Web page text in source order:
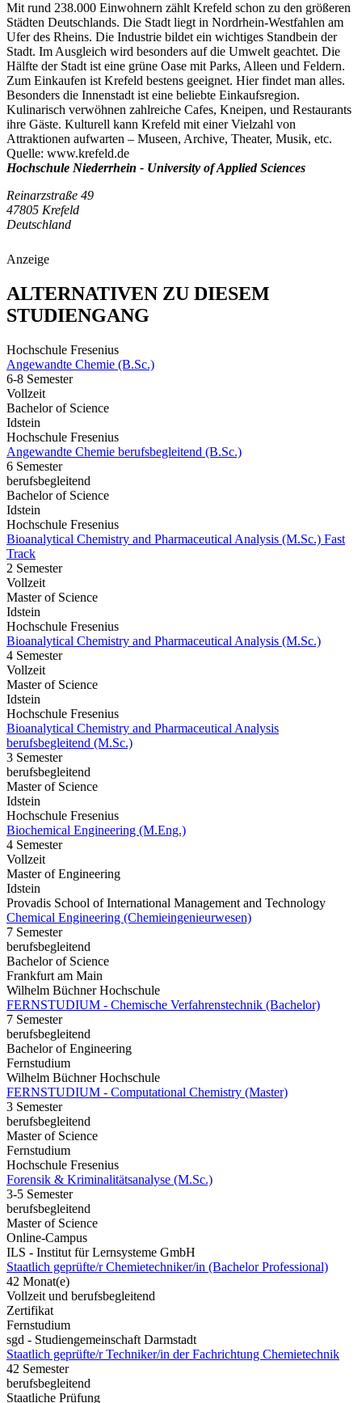
Mit rund 238.000 Einwohnern zählt Krefeld schon zu den größeren
Städten Deutschlands. Die Stadt liegt in Nordrhein-Westfahlen am
Ufer des Rheins. Die Industrie bildet ein wichtiges Standbein der
Stadt. Im Ausgleich wird besonders auf die Umwelt geachtet. Die
Hälfte der Stadt ist eine grüne Oase mit Parks, Alleen und Feldern.
Zum Einkaufen ist Krefeld bestens geeignet. Hier findet man alles.
Besonders die Innenstadt ist eine beliebte Einkaufsregion.
Kulinarisch verwöhnen zahlreiche Cafes, Kneipen, und Restaurants
ihre Gäste. Kulturell kann Krefeld mit einer Vielzahl von
Attraktionen aufwarten – Museen, Archive, Theater, Musik, etc.
Quelle: www.krefeld.de
Hochschule Niederrhein - University of Applied Sciences
Reinarzstraße 49
47805 Krefeld
Deutschland
Anzeige
ALTERNATIVEN ZU DIESEM
STUDIENGANG
Hochschule Fresenius
Angewandte Chemie (B.Sc.)
6-8 Semester
Vollzeit
Bachelor of Science
Idstein
Hochschule Fresenius
Angewandte Chemie berufsbegleitend (B.Sc.)
6 Semester
berufsbegleitend
Bachelor of Science
Idstein
Hochschule Fresenius
Bioanalytical Chemistry and Pharmaceutical Analysis (M.Sc.) Fast
Track
2 Semester
Vollzeit
Master of Science
Idstein
Hochschule Fresenius
Bioanalytical Chemistry and Pharmaceutical Analysis (M.Sc.)
4 Semester
Vollzeit
Master of Science
Idstein
Hochschule Fresenius
Bioanalytical Chemistry and Pharmaceutical Analysis
berufsbegleitend (M.Sc.)
3 Semester
berufsbegleitend
Master of Science
Idstein
Hochschule Fresenius
Biochemical Engineering (M.Eng.)
4 Semester
Vollzeit
Master of Engineering
Idstein
Provadis School of International Management and Technology
Chemical Engineering (Chemieingenieurwesen)
7 Semester
berufsbegleitend
Bachelor of Science
Frankfurt am Main
Wilhelm Büchner Hochschule
FERNSTUDIUM - Chemische Verfahrenstechnik (Bachelor)
7 Semester
berufsbegleitend
Bachelor of Engineering
Fernstudium
Wilhelm Büchner Hochschule
FERNSTUDIUM - Computational Chemistry (Master)
3 Semester
berufsbegleitend
Master of Science
Fernstudium
Hochschule Fresenius
Forensik & Kriminalitätsanalyse (M.Sc.)
3-5 Semester
berufsbegleitend
Master of Science
Online-Campus
ILS - Institut für Lernsysteme GmbH
Staatlich geprüfte/r Chemietechniker/in (Bachelor Professional)
42 Monat(e)
Vollzeit und berufsbegleitend
Zertifikat
Fernstudium
sgd - Studiengemeinschaft Darmstadt
Staatlich geprüfte/r Techniker/in der Fachrichtung Chemietechnik
42 Semester
berufsbegleitend
Staatliche Prüfung